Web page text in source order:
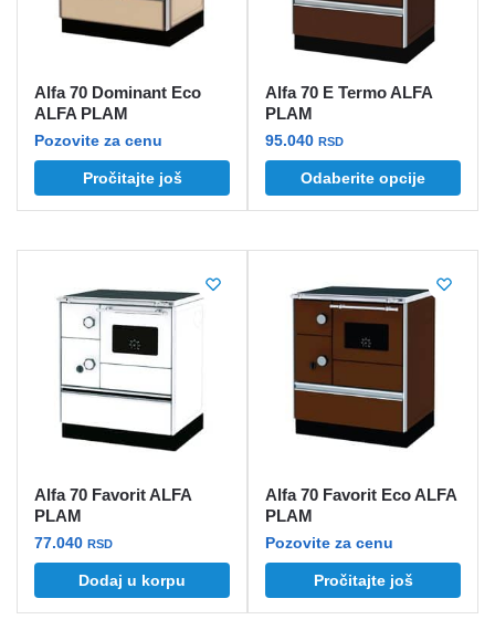
Alfa 70 Dominant Eco
ALFA PLAM
Pozovite za cenu
Pročitajte još
Alfa 70 E Termo ALFA
PLAM
95.040 RSD
Odaberite opcije
više
varijanti.
mogu
izabrane
stranici
Alfa 70 Favorit ALFA
PLAM
77.040 RSD
Dodaj u korpu
Alfa 70 Favorit Eco ALFA
PLAM
Pozovite za cenu
Pročitajte još